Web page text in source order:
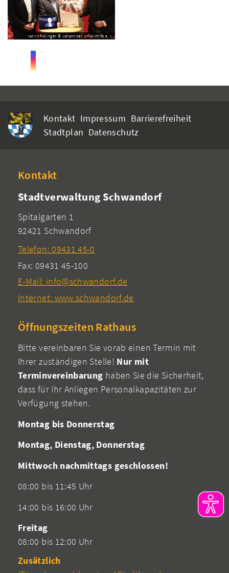
Katrin Pollinger © Johanniter Unfall-Hilfe e. V.
Kontakt Impressum Barrierefreiheit
Stadtplan Datenschutz
Kontakt
Stadtverwaltung Schwandorf
Spitalgarten 1
92421 Schwandorf
Telefon: 09431 45-0
Fax: 09431 45-100
E-Mail: info@schwandorf.de
Internet: www.schwandorf.de
Öffnungszeiten Rathaus
Bitte vereinbaren Sie vorab einen Termin mit
Ihrer zuständigen Stelle! Nur mit
Terminvereinbarung haben Sie die Sicherheit,
dass für Ihr Anliegen Personalkapazitäten zur
Verfügung stehen.
Montag bis Donnerstag
Montag, Dienstag, Donnerstag
Mittwoch nachmittags geschlossen!
08:00 bis 11:45 Uhr
14:00 bis 16:00 Uhr
Freitag
08:00 bis 12:00 Uhr
Zusätzlich